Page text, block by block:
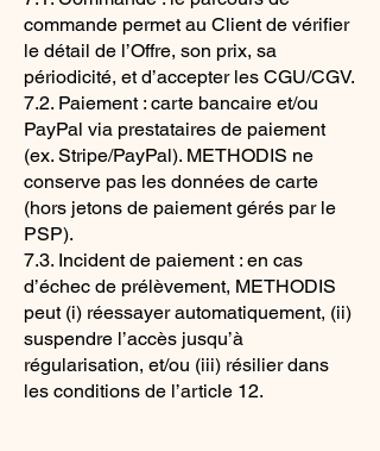
commande permet au Client de vérifier
le détail de l’Offre, son prix, sa
périodicité, et d’accepter les CGU/CGV.
7.2. Paiement : carte bancaire et/ou
PayPal via prestataires de paiement
(ex. Stripe/PayPal). METHODIS ne
conserve pas les données de carte
(hors jetons de paiement gérés par le
PSP).
7.3. Incident de paiement : en cas
d’échec de prélèvement, METHODIS
peut (i) réessayer automatiquement, (ii)
suspendre l’accès jusqu’à
régularisation, et/ou (iii) résilier dans
les conditions de l’article 12.